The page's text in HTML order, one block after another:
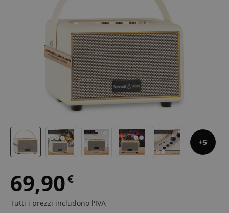
5
69,90€
Tutti i prezzi includono l'IVA